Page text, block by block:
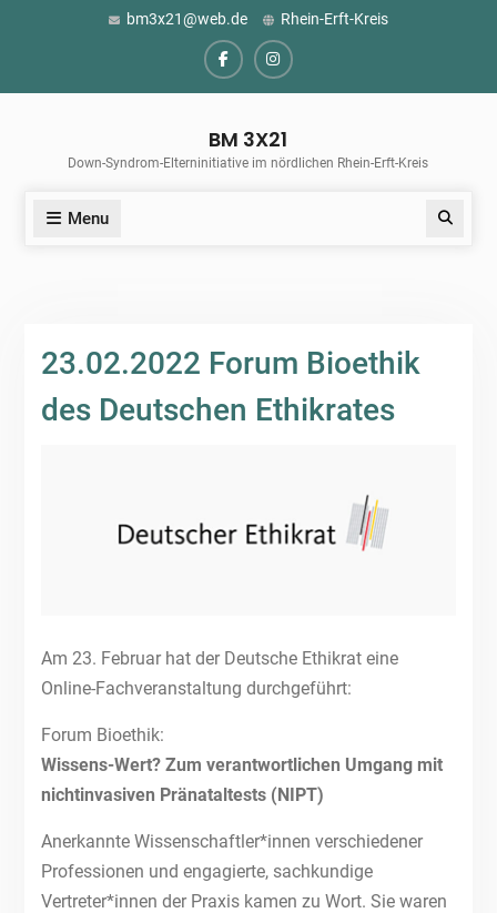
bm3x21@web.de Rhein-Erft-Kreis
FacebookInstagram
BM 3X21
Down-Syndrom-Elterninitiative im nördlichen Rhein-Erft-Kreis
Menu Search
23.02.2022 Forum Bioethik
des Deutschen Ethikrates
Am 23. Februar hat der Deutsche Ethikrat eine
Online-Fachveranstaltung durchgeführt:
Forum Bioethik:
Wissens-Wert? Zum verantwortlichen Umgang mit
nichtinvasiven Pränataltests (NIPT)
Anerkannte Wissenschaftler*innen verschiedener
Professionen und engagierte, sachkundige
Vertreter*innen der Praxis kamen zu Wort. Sie waren